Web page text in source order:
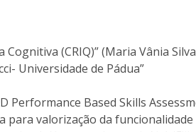
Cognitiva (CRIQ)” (Maria Vânia
Universidade de Pádua”
Performance Based Skills
para valorização da funcionalidade